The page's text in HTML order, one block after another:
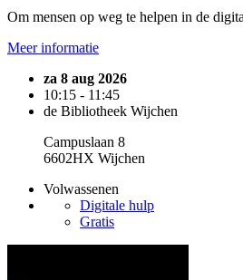
Om mensen op weg te helpen in de
Meer informatie
za 8 aug 2026
10:15 - 11:45
de Bibliotheek Wijchen
Campuslaan 8
6602HX Wijchen
Volwassenen
Digitale hulp
Gratis